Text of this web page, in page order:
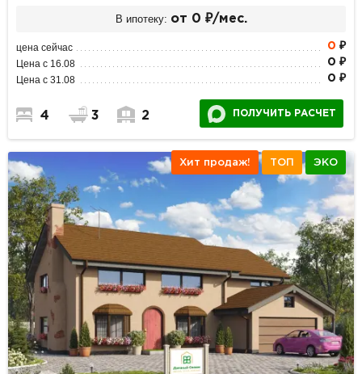
В ипотеку: от 0 ₽/мес.
цена сейчас 0 ₽
Цена с 16.08 0 ₽
Цена с 31.08 0 ₽
4 3 2 ПОЛУЧИТЬ РАСЧЕТ
Хит продаж! ТОП ЭКО